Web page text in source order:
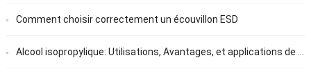
Comment choisir correctement un écouvillon ESD
Alcool isopropylique: Utilisations, Avantages, et applications de nettoyage